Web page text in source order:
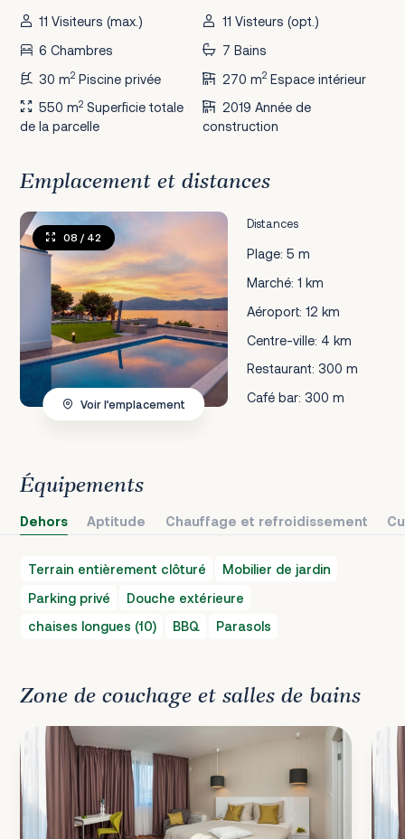
11 Visiteurs (max.)
11 Visteurs (opt.)
6 Chambres
7 Bains
30 m2 Piscine privée 270 m2Espace intérieur
550 m2 Superficie totale
de la parcelle
2019 Année de
construction
Emplacement et distances
Distances
Plage: 5 m
Marché: 1 km
Aéroport: 12 km
Centre-ville: 4 km
Restaurant: 300 m
Café bar: 300 m
08 / 42
Voir l’emplacement
Équipements
Dehors Aptitude Chauffage et refroidissement
Terrain entièrement clôturé
Mobilier de jardin
Parking privé
Douche extérieure
chaises longues (10)
BBQ Parasols
Zone de couchage et salles de bains